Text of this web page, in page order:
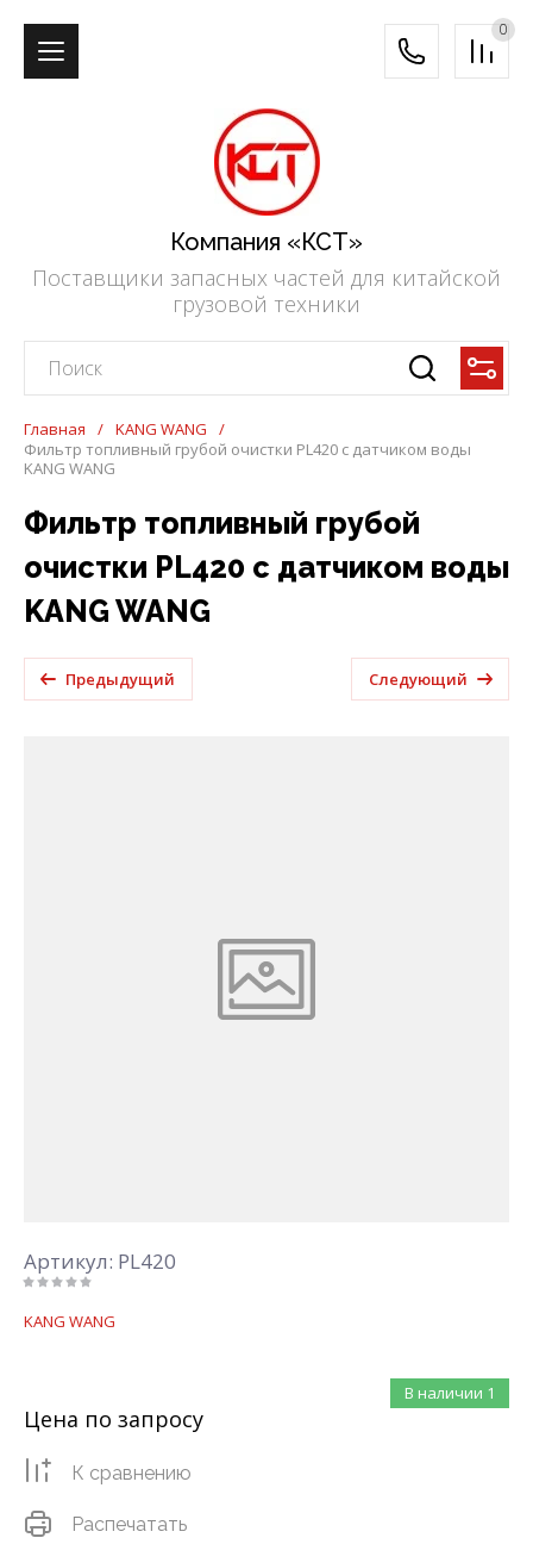
0
Компания «КСТ»
Поставщики запасных частей для китайской
грузовой техники
Главная / KANG WANG
/
Фильтр топливный грубой очистки PL420 с датчиком воды
KANG WANG
Фильтр топливный грубой
очистки PL420 с датчиком воды
KANG WANG
Предыдущий Следующий
Артикул: PL420
KANG WANG
В наличии 1
Цена по запросу
К сравнению
Распечатать